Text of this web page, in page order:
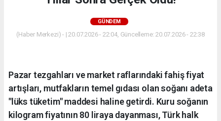
GÜNDEM
(Haber Merkezi) - | 20.07.2026 - 22:04, Güncelleme: 20.07.2026 - 22:38
Pazar tezgahları ve market raflarındaki fahiş fiyat
artışları, mutfakların temel gıdası olan soğanı adeta
"lüks tüketim" maddesi haline getirdi. Kuru soğanın
kilogram fiyatının 80 liraya dayanması, Türk halk